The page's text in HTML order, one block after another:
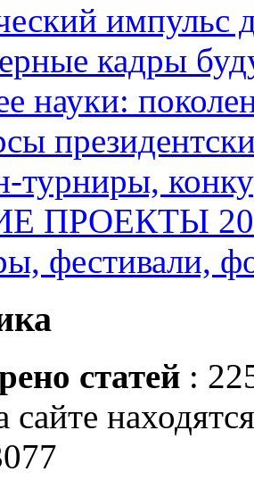
импульс
кадры
науки:
турниры,
ПРОЕКТЫ
фестивали,
статей :
сайте